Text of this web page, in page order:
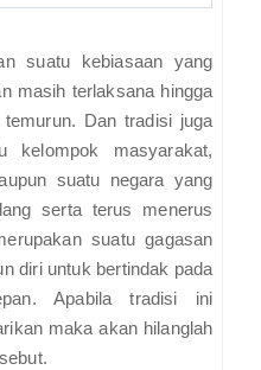
suatu kebiasaan yang
masih terlaksana hingga
Dan tradisi juga
kelompok masyarakat,
suatu negara yang
serta terus menerus
suatu gagasan
diri untuk bertindak pada
Apabila tradisi ini
maka akan hilanglah